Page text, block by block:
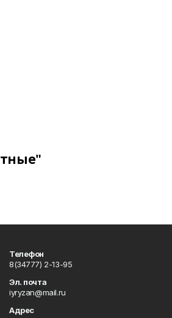
Телефон
8(34777) 2-13-95
Эл. почта
iyryzan@mail.ru
Адрес